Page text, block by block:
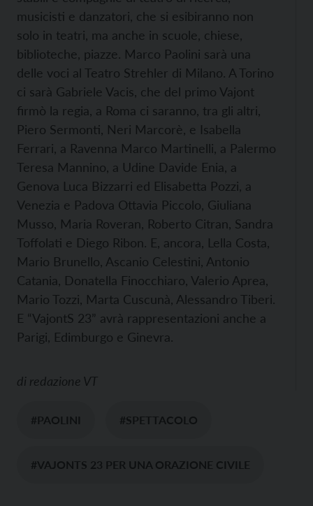
musicisti e danzatori, che si esibiranno non
solo in teatri, ma anche in scuole, chiese,
biblioteche, piazze. Marco Paolini sarà una
delle voci al Teatro Strehler di Milano. A Torino
ci sarà Gabriele Vacis, che del primo Vajont
firmò la regia, a Roma ci saranno, tra gli altri,
Piero Sermonti, Neri Marcorè, e Isabella
Ferrari, a Ravenna Marco Martinelli, a Palermo
Teresa Mannino, a Udine Davide Enia, a
Genova Luca Bizzarri ed Elisabetta Pozzi, a
Venezia e Padova Ottavia Piccolo, Giuliana
Musso, Maria Roveran, Roberto Citran, Sandra
Toffolati e Diego Ribon. E, ancora, Lella Costa,
Mario Brunello, Ascanio Celestini, Antonio
Catania, Donatella Finocchiaro, Valerio Aprea,
Mario Tozzi, Marta Cuscunà, Alessandro Tiberi.
E “VajontS 23” avrà rappresentazioni anche a
Parigi, Edimburgo e Ginevra.
di redazione VT
#PAOLINI #SPETTACOLO
#VAJONTS 23 PER UNA ORAZIONE CIVILE